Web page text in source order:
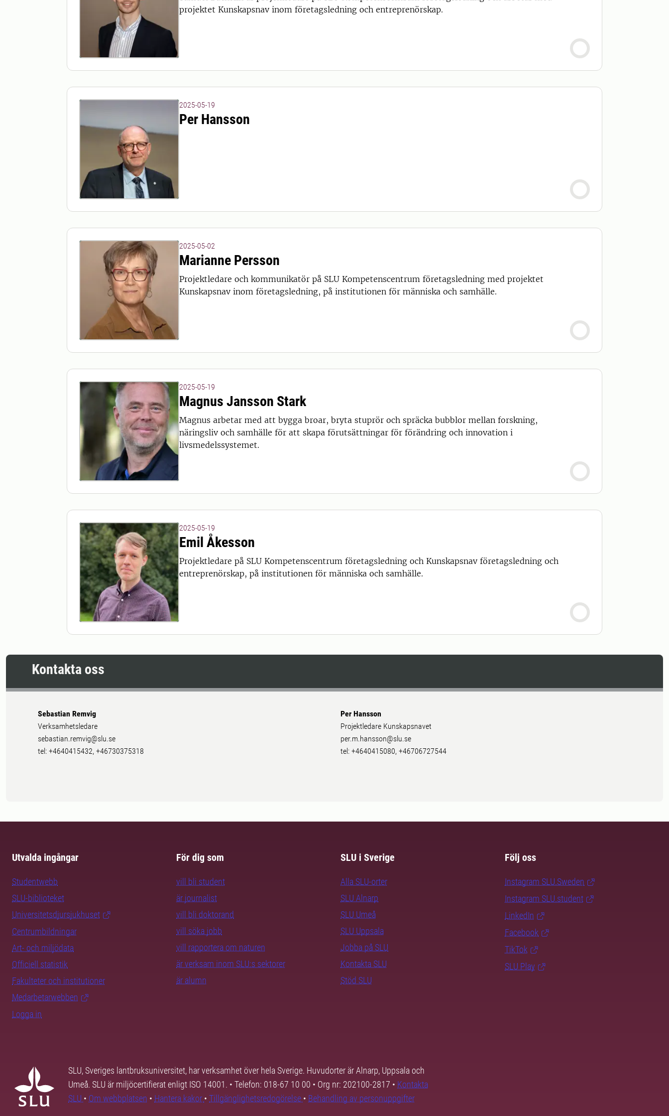
projektet Kunskapsnav inom företagsledning och entreprenörskap.
2025-05-19
Per Hansson
2025-05-02
Marianne Persson
Projektledare och kommunikatör på SLU Kompetenscentrum företagsledning med projektet
Kunskapsnav inom företagsledning, på institutionen för människa och samhälle.
2025-05-19
Magnus Jansson Stark
Magnus arbetar med att bygga broar, bryta stuprör och spräcka bubblor mellan forskning,
näringsliv och samhälle för att skapa förutsättningar för förändring och innovation i
livsmedelssystemet.
2025-05-19
Emil Åkesson
Projektledare på SLU Kompetenscentrum företagsledning och Kunskapsnav företagsledning och
entreprenörskap, på institutionen för människa och samhälle.
Kontakta oss
Sebastian Remvig
Verksamhetsledare
sebastian.remvig@slu.se
tel: +4640415432, +46730375318
Per Hansson
Projektledare Kunskapsnavet
per.m.hansson@slu.se
tel: +4640415080, +46706727544
Utvalda ingångar
Studentwebb
SLU-biblioteket
Universitetsdjursjukhuset
Centrumbildningar
Art- och miljödata
Officiell statistik
Fakulteter och institutioner
Medarbetarwebben
Logga in
För dig som
vill bli student
är journalist
vill bli doktorand
vill söka jobb
vill rapportera om naturen
är verksam inom SLU:s sektorer
är alumn
SLU i Sverige
Alla SLU-orter
SLU Alnarp
SLU Umeå
SLU Uppsala
Jobba på SLU
Kontakta SLU
Stöd SLU
Följ oss
Instagram SLU.Sweden
Instagram SLU.student
LinkedIn
Facebook
TikTok
SLU Play
SLU, Sveriges lantbruksuniversitet, har verksamhet över hela Sverige. Huvudorter är Alnarp, Uppsala och
Umeå. SLU är miljöcertifierat enligt ISO 14001. • Telefon: 018-67 10 00 • Org nr: 202100-2817 • Kontakta
SLU • Om webbplatsen • Hantera kakor • Tillgänglighetsredogörelse • Behandling av personuppgifter